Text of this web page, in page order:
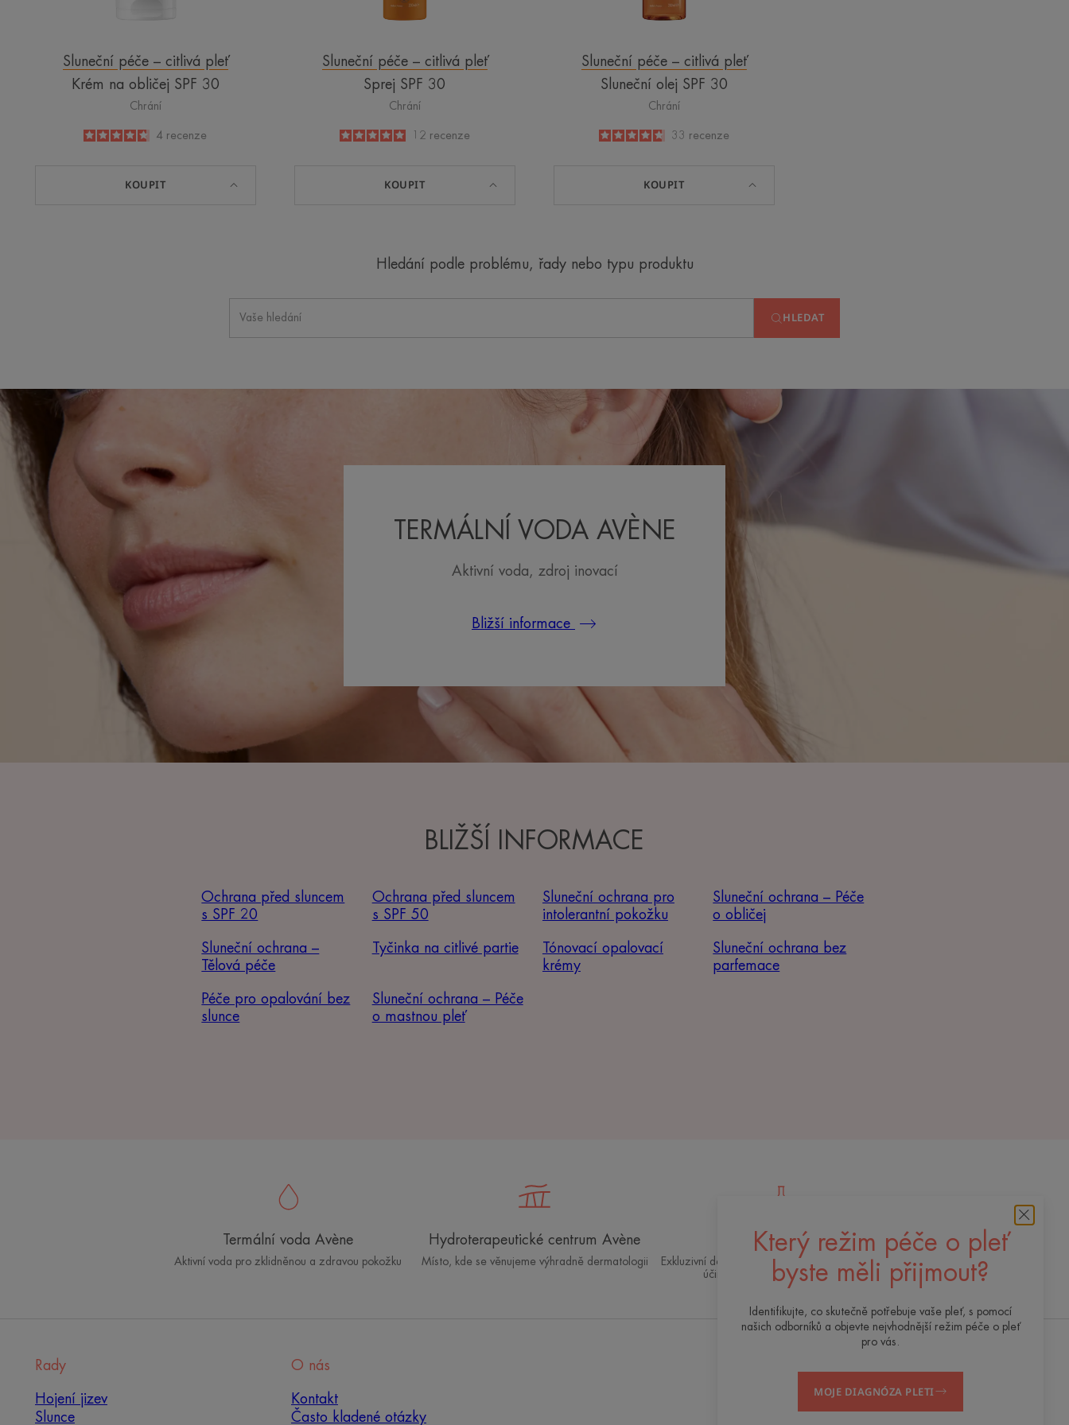
Sluneční péče – citlivá pleť
Krém na obličej SPF 30
Chrání
4.8
/
5
4 recenze
KOUPIT
Sluneční péče – citlivá pleť
Sprej SPF 30
Chrání
12 recenze
KOUPIT
Sluneční péče – citlivá pleť
Sluneční olej SPF 30
Chrání
4.8
/
5
33 recenze
KOUPIT
Hledání podle problému, řady nebo typu produktu
HLEDAT
TERMÁLNÍ VODA AVÈNE
Aktivní voda, zdroj inovací
Bližší informace
BLIŽŠÍ INFORMACE
Ochrana před sluncem
s SPF 20
Ochrana před sluncem
s SPF 50
Sluneční ochrana pro
intolerantní pokožku
Sluneční ochrana – Péče
o obličej
Sluneční ochrana –
Tělová péče
Tyčinka na citlivé partie
Tónovací opalovací
krémy
Sluneční ochrana bez
parfemace
Péče pro opalování bez
slunce
Sluneční ochrana – Péče
o mastnou pleť
Který režim péče o pleť
byste měli přijmout?
Identifikujte, co skutečně potřebuje vaše pleť, s pomocí
našich odborníků a objevte nejvhodnější režim péče o pleť
pro vás.
MOJE DIAGNÓZA PLETI
Termální voda Avène
Aktivní voda pro zklidněnou a zdravou pokožku
Hydroterapeutické centrum Avène
Místo, kde se věnujeme výhradně dermatologii
Špičkové inovace
Exkluzivní dermokosmetická expertiza pro kvalitní,
účinnou a bezpečnou péči o pleť
Jsme tu vždy pro vaši pleť! Všechny naše tipy
Rady
Hojení jizev
Slunce
O nás
Kontakt
Často kladené otázky